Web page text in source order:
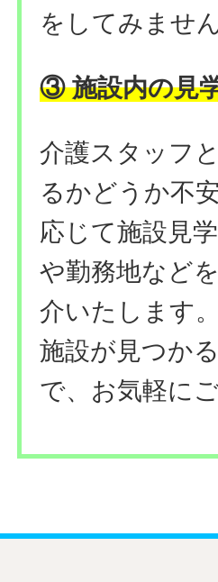
をしてみませ
③ 施設内の見
介護スタッフ
るかどうか不
応じて施設見
や勤務地など
介いたします
施設が見つか
で、お気軽に